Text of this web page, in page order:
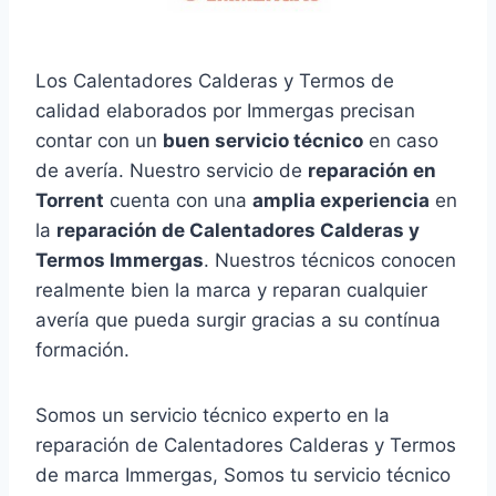
Los Calentadores Calderas y Termos de
calidad elaborados por Immergas precisan
contar con un buen servicio técnico en caso
de avería. Nuestro servicio de reparación en
Torrent cuenta con una amplia experiencia en
la reparación de Calentadores Calderas y
Termos Immergas. Nuestros técnicos conocen
realmente bien la marca y reparan cualquier
avería que pueda surgir gracias a su contínua
formación.
Somos un servicio técnico experto en la
reparación de Calentadores Calderas y Termos
de marca Immergas, Somos tu servicio técnico